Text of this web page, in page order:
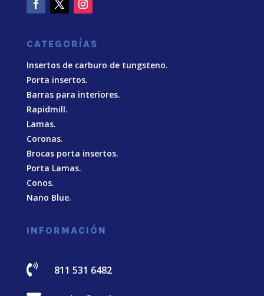
CATEGORÍAS
Insertos de carburo de tungsteno.
Porta insertos.
Barras para interiores.
Rapidmill.
Lamas.
Coronas.
Brocas porta insertos.
Porta Lamas.
Conos.
Nano Blue.
INFORMACIÓN
 811 531 6482